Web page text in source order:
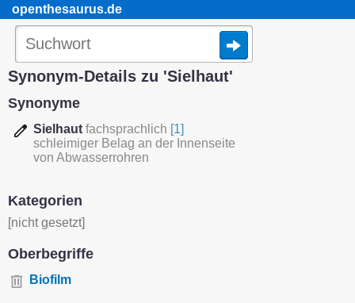
openthesaurus.de
Synonym-Details zu 'Sielhaut'
Synonyme
Sielhaut fachsprachlich [1]
schleimiger Belag an der Innenseite
von Abwasserrohren
Kategorien
[nicht gesetzt]
Oberbegriffe
Biofilm